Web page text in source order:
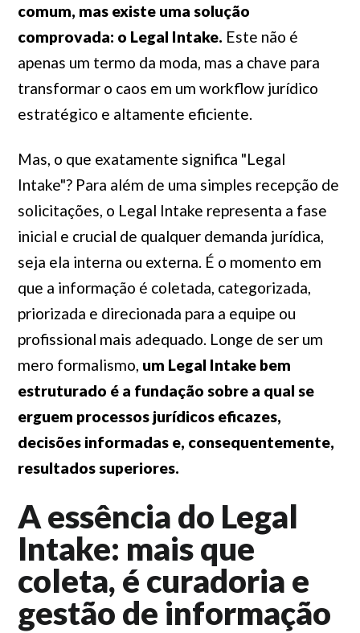
comum, mas existe uma solução
comprovada: o Legal Intake. Este não é
apenas um termo da moda, mas a chave para
transformar o caos em um workflow jurídico
estratégico e altamente eficiente.
Mas, o que exatamente significa "Legal
Intake"? Para além de uma simples recepção de
solicitações, o Legal Intake representa a fase
inicial e crucial de qualquer demanda jurídica,
seja ela interna ou externa. É o momento em
que a informação é coletada, categorizada,
priorizada e direcionada para a equipe ou
profissional mais adequado. Longe de ser um
mero formalismo, um Legal Intake bem
estruturado é a fundação sobre a qual se
erguem processos jurídicos eficazes,
decisões informadas e, consequentemente,
resultados superiores.
A essência do Legal
Intake: mais que
coleta, é curadoria e
gestão de informação